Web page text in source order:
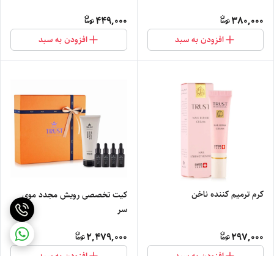
380,000
افزودن به سبد
449,000
افزودن به سبد
کرم ترمیم کننده ناخن
297,000
کیت تخصصی رویش مجدد موی
سر
2,479,000